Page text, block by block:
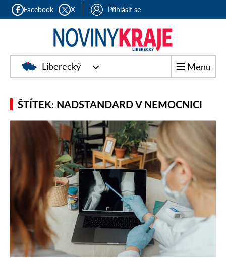
Facebook X Přihlásit se
Liberecký Menu
ŠTÍTEK: NADSTANDARD V NEMOCNICI